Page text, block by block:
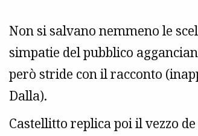
Non si salvano nemmeno le
simpatie del pubblico
però stride con il racconto
Dalla).
Castellitto replica poi il vezzo de